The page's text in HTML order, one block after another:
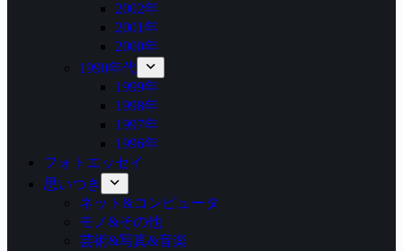
2002年
2001年
2000年
1990年代
1999年
1998年
1997年
1996年
フォトエッセイ
思いつき
ネット&コンピュータ
モノ&その他
芸術&写真&音楽